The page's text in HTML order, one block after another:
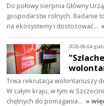
Do połowy sierpnia Główny
gospodarstw rolnych. Badanie
na ekosystemy i dostosować…
2026-08-04,
Trwa rekrutacja wolontariuszy
W całym kraju, w tym w
chętnych do pomagania… »